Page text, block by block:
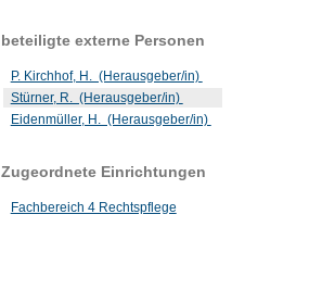
beteiligte externe Personen
P. Kirchhof, H. (Herausgeber/in)
Stürner, R. (Herausgeber/in)
Eidenmüller, H. (Herausgeber/in)
Zugeordnete Einrichtungen
Fachbereich 4 Rechtspflege